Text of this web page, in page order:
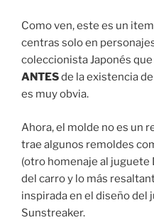
Como ven, este es un
centras solo en
coleccionista Japonés
ANTESde la existencia
es muy obvia.
Ahora, el molde no es un
trae algunos remoldes
(otro homenaje al juguete
del carro y lo más
inspirada en el diseño del
Sunstreaker.